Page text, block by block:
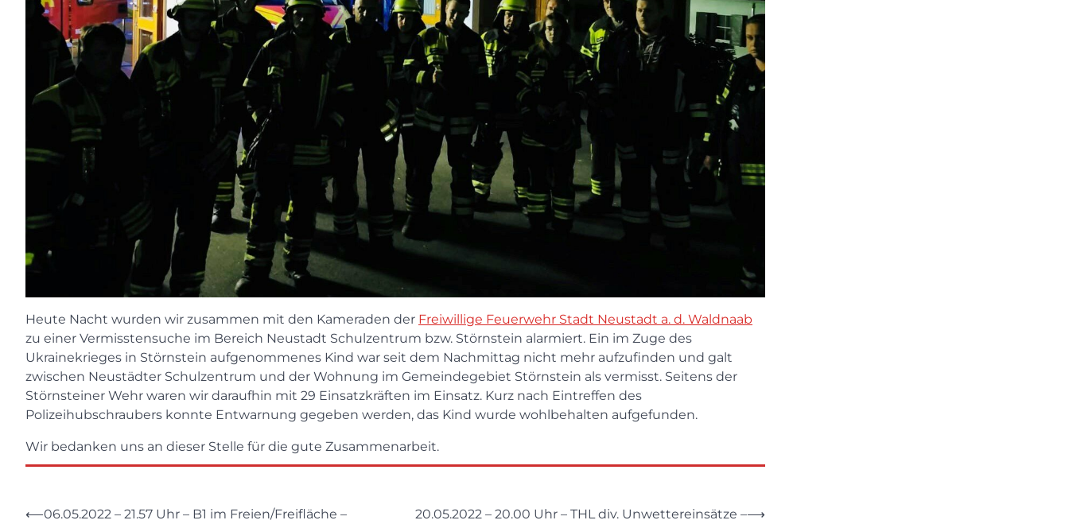
Heute Nacht wurden wir zusammen mit den Kameraden der Freiwillige Feuerwehr Stadt Neustadt a. d. Waldnaab
zu einer Vermisstensuche im Bereich Neustadt Schulzentrum bzw. Störnstein alarmiert. Ein im Zuge des
Ukrainekrieges in Störnstein aufgenommenes Kind war seit dem Nachmittag nicht mehr aufzufinden und galt
zwischen Neustädter Schulzentrum und der Wohnung im Gemeindegebiet Störnstein als vermisst. Seitens der
Störnsteiner Wehr waren wir daraufhin mit 29 Einsatzkräften im Einsatz. Kurz nach Eintreffen des
Polizeihubschraubers konnte Entwarnung gegeben werden, das Kind wurde wohlbehalten aufgefunden.
Wir bedanken uns an dieser Stelle für die gute Zusammenarbeit.
Beitragsnavigation
⟵06.05.2022 – 21.57 Uhr – B1 im Freien/Freifläche – 20.05.2022 – 20.00 Uhr – THL div. Unwettereinsätze –⟶